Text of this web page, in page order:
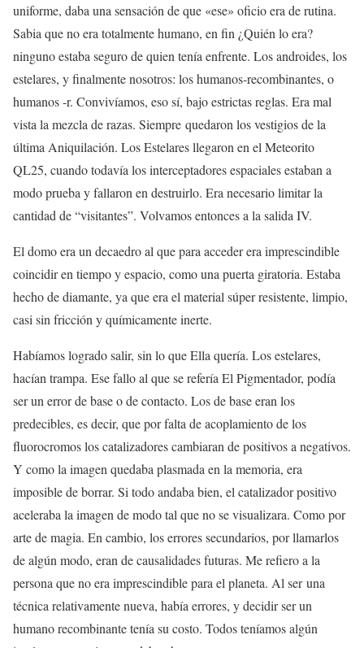
uniforme, daba una sensación de que «ese» oficio era de rutina.
Sabia que no era totalmente humano, en fin ¿Quién lo era?
ninguno estaba seguro de quien tenía enfrente. Los androides, los
estelares, y finalmente nosotros: los humanos-recombinantes, o
humanos -r. Convivíamos, eso sí, bajo estrictas reglas. Era mal
vista la mezcla de razas. Siempre quedaron los vestigios de la
última Aniquilación. Los Estelares llegaron en el Meteorito
QL25, cuando todavía los interceptadores espaciales estaban a
modo prueba y fallaron en destruirlo. Era necesario limitar la
cantidad de “visitantes”. Volvamos entonces a la salida IV.
El domo era un decaedro al que para acceder era imprescindible
coincidir en tiempo y espacio, como una puerta giratoria. Estaba
hecho de diamante, ya que era el material súper resistente, limpio,
casi sin fricción y químicamente inerte.
Habíamos logrado salir, sin lo que Ella quería. Los estelares,
hacían trampa. Ese fallo al que se refería El Pigmentador, podía
ser un error de base o de contacto. Los de base eran los
predecibles, es decir, que por falta de acoplamiento de los
fluorocromos los catalizadores cambiaran de positivos a negativos.
Y como la imagen quedaba plasmada en la memoria, era
imposible de borrar. Si todo andaba bien, el catalizador positivo
aceleraba la imagen de modo tal que no se visualizara. Como por
arte de magia. En cambio, los errores secundarios, por llamarlos
de algún modo, eran de causalidades futuras. Me refiero a la
persona que no era imprescindible para el planeta. Al ser una
técnica relativamente nueva, había errores, y decidir ser un
humano recombinante tenía su costo. Todos teníamos algún